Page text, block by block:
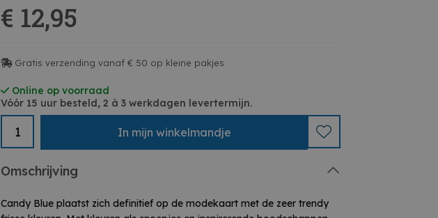
snel en eenvoudig uw foto's op te bergen.
Een medium formaat en presentatie van 2 foto's per pagina.
om bij elke foto een onderschrift te plaatsen.
€ 12,95
Gratis verzending vanaf € 50 op kleine pakjes
Online op voorraad
Vóór 15 uur besteld, 2 à 3 werkdagen levertermijn.
In mijn winkelmandje
Omschrijving
Candy Blue plaatst zich definitief op de modekaart met de zeer trendy